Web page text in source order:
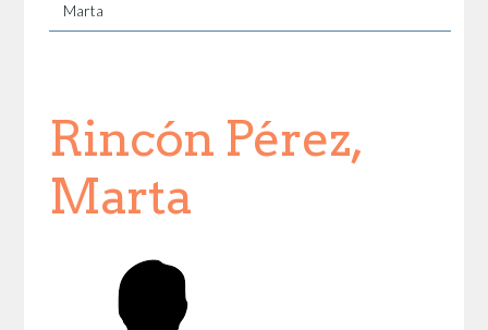
Marta
Rincón Pérez,
Marta